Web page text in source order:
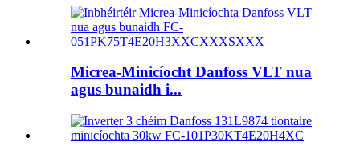
Micrea-Minicíocht Danfoss VLT nua
agus bunaidh i...